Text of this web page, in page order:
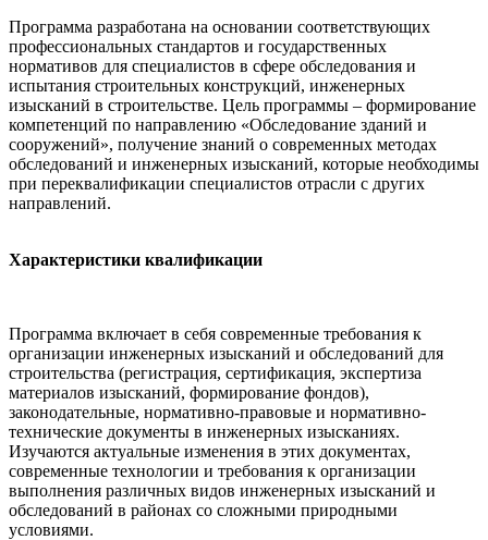
Программа разработана на основании соответствующих
профессиональных стандартов и государственных
нормативов для специалистов в сфере обследования и
испытания строительных конструкций, инженерных
изысканий в строительстве. Цель программы – формирование
компетенций по направлению «Обследование зданий и
сооружений», получение знаний о современных методах
обследований и инженерных изысканий, которые необходимы
при переквалификации специалистов отрасли с других
направлений.
Характеристики квалификации
Программа включает в себя современные требования к
организации инженерных изысканий и обследований для
строительства (регистрация, сертификация, экспертиза
материалов изысканий, формирование фондов),
законодательные, нормативно-правовые и нормативно-
технические документы в инженерных изысканиях.
Изучаются актуальные изменения в этих документах,
современные технологии и требования к организации
выполнения различных видов инженерных изысканий и
обследований в районах со сложными природными
условиями.